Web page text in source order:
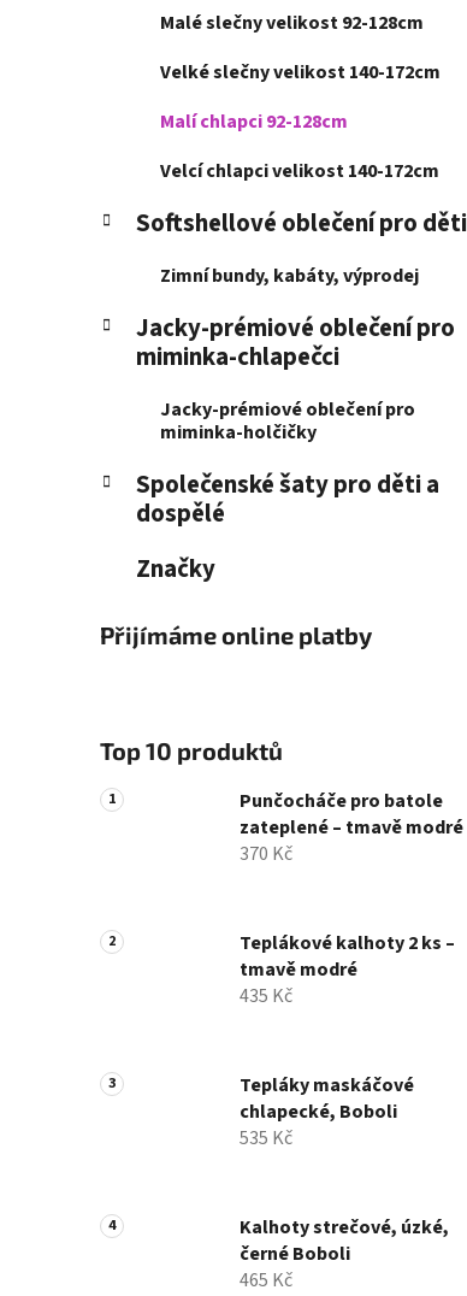
Malé slečny velikost 92-128cm
Velké slečny velikost 140-172cm
Malí chlapci 92-128cm
Velcí chlapci velikost 140-172cm
Softshellové oblečení pro děti
Zimní bundy, kabáty, výprodej
Jacky-prémiové oblečení pro
miminka-chlapečci
Jacky-prémiové oblečení pro
miminka-holčičky
Společenské šaty pro děti a
dospělé
Značky
Přijímáme online platby
Top 10 produktů
Punčocháče pro batole
zateplené – tmavě modré
370 Kč
Teplákové kalhoty 2 ks –
tmavě modré
435 Kč
Tepláky maskáčové
chlapecké, Boboli
535 Kč
Kalhoty strečové, úzké,
černé Boboli
465 Kč